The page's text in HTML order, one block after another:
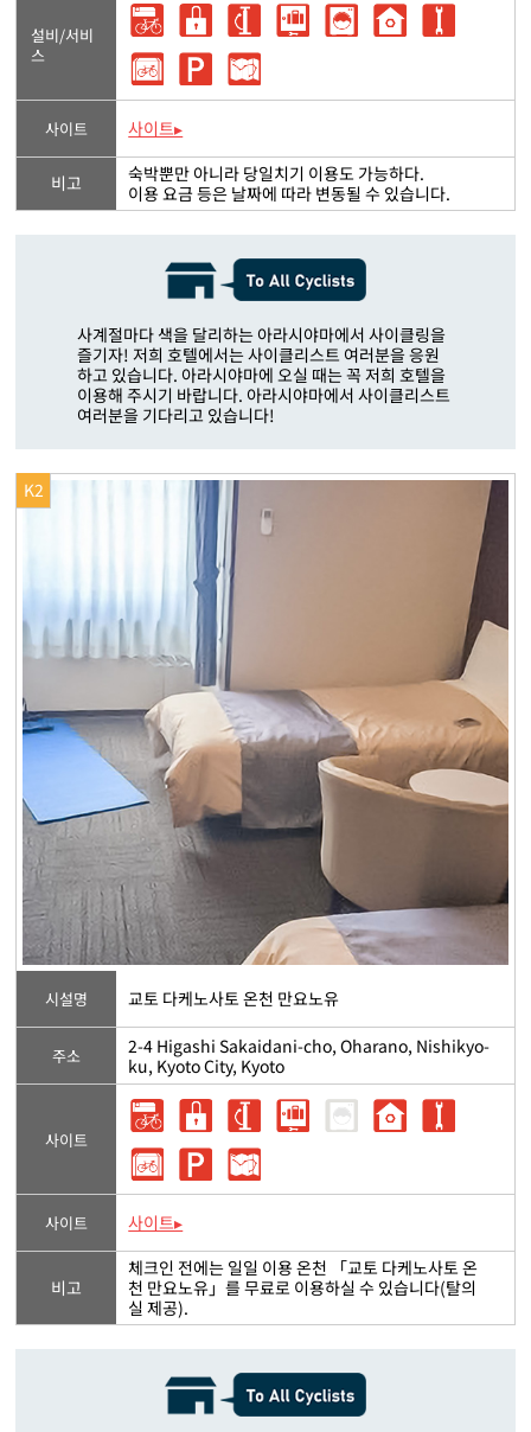
설비/서비
스
사이트 사이트▸
비고
숙박뿐만 아니라 당일치기 이용도 가능하다.
이용 요금 등은 날짜에 따라 변동될 수 있습니다.
사계절마다 색을 달리하는 아라시야마에서 사이클링을
즐기자! 저희 호텔에서는 사이클리스트 여러분을 응원
하고 있습니다. 아라시야마에 오실 때는 꼭 저희 호텔을
이용해 주시기 바랍니다. 아라시야마에서 사이클리스트
여러분을 기다리고 있습니다!
K2
시설명 교토 다케노사토 온천 만요노유
주소
2-4 Higashi Sakaidani-cho, Oharano, Nishikyo-
ku, Kyoto City, Kyoto
사이트
사이트 사이트▸
비고
체크인 전에는 일일 이용 온천 「교토 다케노사토 온
천 만요노유」를 무료로 이용하실 수 있습니다(탈의
실 제공).